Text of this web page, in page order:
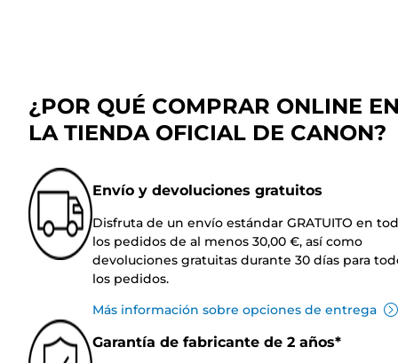
¿POR QUÉ COMPRAR ONLINE
LA TIENDA OFICIAL DE CANON?
Envío y devoluciones gratuitos
Disfruta de un envío estándar GRATUITO en
los pedidos de al menos 30,00 €, así como
devoluciones gratuitas durante 30 días para
los pedidos.
Más información sobre opciones de entrega
Garantía de fabricante de 2 años*